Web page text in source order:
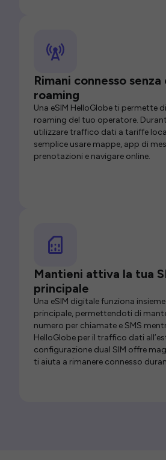
Rimani connesso
roaming
Una eSIM HelloGlobe ti permette
roaming del tuo operatore.
utilizzare traffico dati a tariffe
semplice usare mappe, app di
prenotazioni e navigare online.
Mantieni attiva la tua
principale
Una eSIM digitale funziona
principale, permettendoti di
numero per chiamate e SMS
HelloGlobe per il traffico dati
configurazione dual SIM offre
ti aiuta a rimanere connesso